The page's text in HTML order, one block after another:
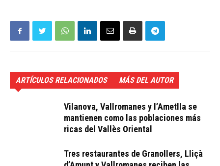
ARTÍCULOS RELACIONADOS MÁS DEL AUTOR
Vilanova, Vallromanes y l’Ametlla se
mantienen como las poblaciones más
ricas del Vallès Oriental
Tres restaurantes de Granollers, Lliçà